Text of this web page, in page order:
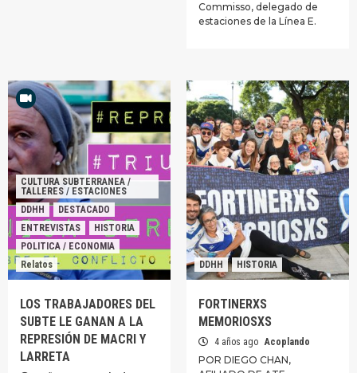
Commisso, delegado de
estaciones de la Línea E.
CULTURA SUBTERRANEA /
TALLERES / ESTACIONES
DDHH
DESTACADO
ENTREVISTAS
HISTORIA
POLITICA / ECONOMIA
Relatos
LOS TRABAJADORES DEL
SUBTE LE GANAN A LA
REPRESIÓN DE MACRI Y
LARRETA
DDHH HISTORIA
FORTINERXS
MEMORIOSXS
4 años ago Acoplando
POR DIEGO CHAN,